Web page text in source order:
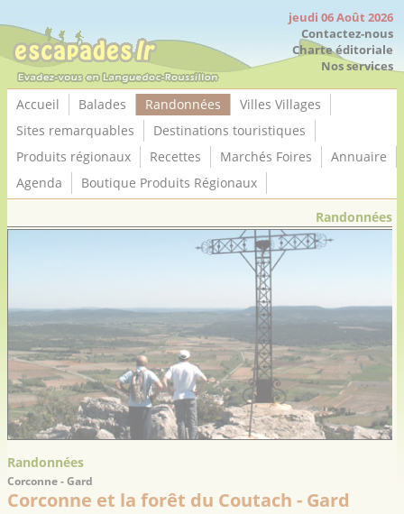
jeudi 06 Août 2026
Contactez-nous
Charte éditoriale
Nos services
Accueil Balades Randonnées
Villes Villages
Sites remarquables
Destinations touristiques
Produits régionaux
Recettes Marchés Foires
Annuaire
Agenda
Boutique Produits Régionaux
Randonnées
Randonnées
Corconne - Gard
Corconne et la forêt du Coutach - Gard